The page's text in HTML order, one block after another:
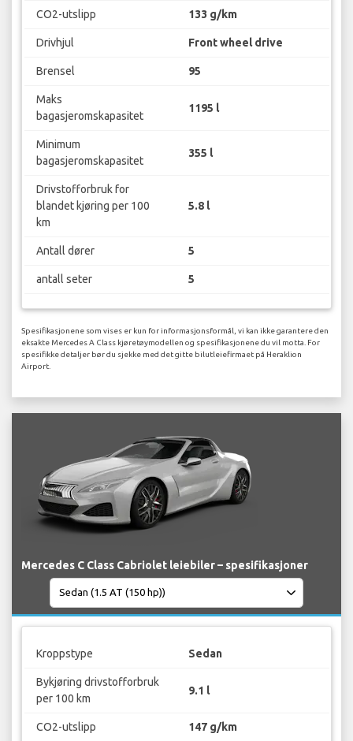
CO2-utslipp 133 g/km
Drivhjul Front wheel drive
Brensel 95
Maks
bagasjeromskapasitet
1195 l
Minimum
bagasjeromskapasitet
355 l
Drivstofforbruk for
blandet kjøring per 100
km
5.8 l
Antall dører 5
antall seter 5
Spesifikasjonene som vises er kun for informasjonsformål, vi kan ikke garantere den
eksakte Mercedes A Class kjøretøymodellen og spesifikasjonene du vil motta. For
spesifikke detaljer bør du sjekke med det gitte bilutleiefirmaet på Heraklion
Airport.
Mercedes C Class Cabriolet leiebiler – spesifikasjoner
Kroppstype Sedan
Bykjøring drivstofforbruk
per 100 km
9.1 l
CO2-utslipp 147 g/km